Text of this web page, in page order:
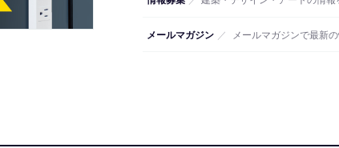
メールマガジン ／ メールマガジンで最新